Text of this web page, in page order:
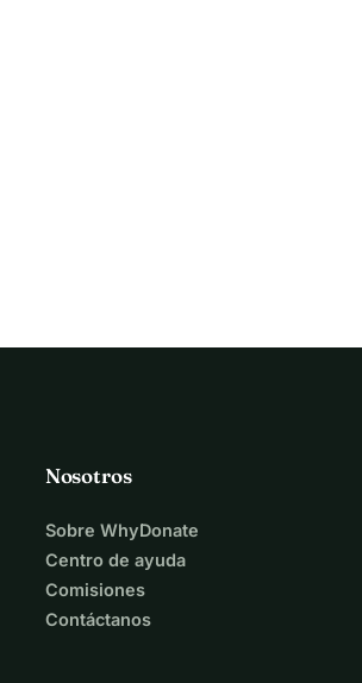
Nosotros
Sobre WhyDonate
Centro de ayuda
Comisiones
Contáctanos